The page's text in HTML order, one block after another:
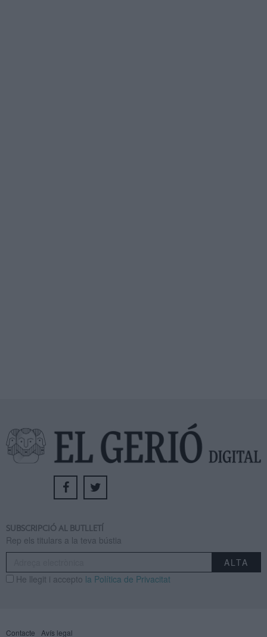
SUBSCRIPCIÓ AL BUTLLETÍ
Rep els titulars a la teva bústia
He llegit i accepto la Política de Privacitat
Contacte Avís legal